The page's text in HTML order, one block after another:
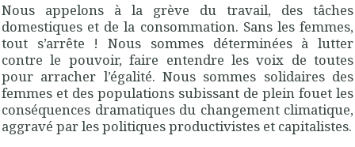
Nous appelons à la grève du travail, des tâches
domestiques et de la consommation. Sans les femmes,
tout s’arrête ! Nous sommes déterminées à lutter
contre le pouvoir, faire entendre les voix de toutes
pour arracher l’égalité. Nous sommes solidaires des
femmes et des populations subissant de plein fouet les
conséquences dramatiques du changement climatique,
aggravé par les politiques productivistes et capitalistes.